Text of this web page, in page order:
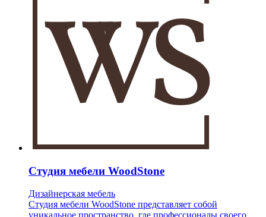
Студия мебели WoodStone
Дизайнерская мебель
Студия мебели WoodStone представляет собой